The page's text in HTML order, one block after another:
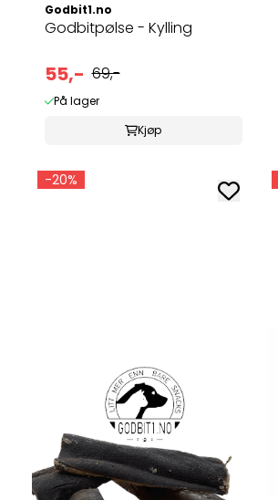
Godbit1.no
Godbitpølse - Kylling
55,- 69,-
På lager
Kjøp
-20%